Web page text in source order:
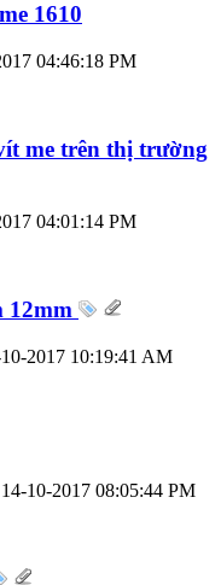
1610
04:46:18 PM
me trên thị trường
04:01:14 PM
12mm
2017 10:19:41 AM
14-10-2017 08:05:44 PM